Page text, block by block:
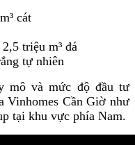
cát
triệu m³ đá
tự nhiên
mô và mức độ đầu tư
Vinhomes Cần Giờ như
tại khu vực phía Nam.